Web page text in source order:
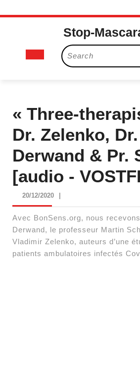
Skip
Stop-
Open
Search
for:
« Three-
Dr. Zelenko, Dr.
Derwand & Pr.
[audio -
20/12/202020/12/2020
Avec BonSens.org, nous
Derwand, le professeur Martin
Vladimir Zelenko, auteurs d’une
patients ambulatoires infectés